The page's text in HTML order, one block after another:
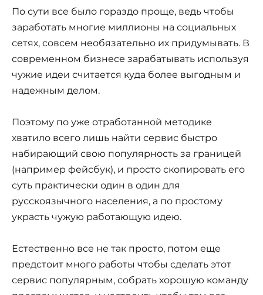
По сути все было гораздо проще, ведь чтобы
заработать многие миллионы на социальных
сетях, совсем необязательно их придумывать. В
современном бизнесе зарабатывать используя
чужие идеи считается куда более выгодным и
надежным делом.
Поэтому по уже отработанной методике
хватило всего лишь найти сервис быстро
набирающий свою популярность за границей
(например фейсбук), и просто скопировать его
суть практически один в один для
русскоязычного населения, а по простому
украсть чужую работающую идею.
Естественно все не так просто, потом еще
предстоит много работы чтобы сделать этот
сервис популярным, собрать хорошую команду